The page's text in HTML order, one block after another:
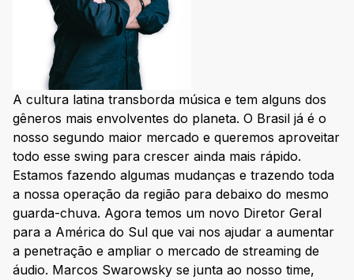
A cultura latina transborda música e tem alguns dos
gêneros mais envolventes do planeta. O Brasil já é o
nosso segundo maior mercado e queremos aproveitar
todo esse swing para crescer ainda mais rápido.
Estamos fazendo algumas mudanças e trazendo toda
a nossa operação da região para debaixo do mesmo
guarda-chuva. Agora temos um novo Diretor Geral
para a América do Sul que vai nos ajudar a aumentar
a penetração e ampliar o mercado de streaming de
áudio. Marcos Swarowsky se junta ao nosso time,